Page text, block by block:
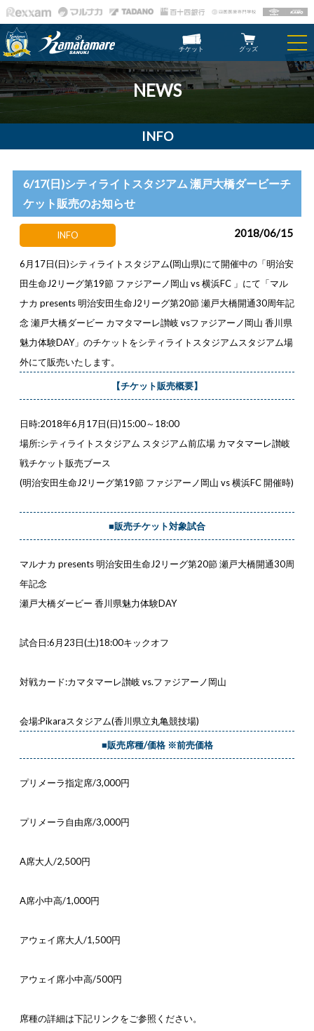
チケット グッズ
NEWS
INFO
6/17(日)シティライトスタジアム 瀬戸大橋ダービーチ
ケット販売のお知らせ
INFO 2018/06/15
6月17日(日)シティライトスタジアム(岡山県)にて開催中の「明治安
田生命J2リーグ第19節 ファジアーノ岡山 vs 横浜FC 」にて「マル
ナカ presents 明治安田生命J2リーグ第20節 瀬戸大橋開通30周年記
念 瀬戸大橋ダービー カマタマーレ讃岐 vsファジアーノ岡山 香川県
魅力体験DAY」のチケットをシティライトスタジアムスタジアム場
外にて販売いたします。
【チケット販売概要】
日時:2018年6 月17日(日)15:00～18:00
場所:シティライトスタジアム スタジアム前広場 カマタマーレ讃岐
戦チケット販売ブース
(明治安田生命J2リーグ第19節 ファジアーノ岡山 vs 横浜FC 開催時)
■販売チケット対象試合
マルナカ presents 明治安田生命J2リーグ第20節 瀬戸大橋開通30周
年記念
瀬戸大橋ダービー 香川県魅力体験DAY
試合日:6月23日(土)18:00キックオフ
対戦カード:カマタマーレ讃岐 vs.ファジアーノ岡山
会場:Pikaraスタジアム(香川県立丸亀競技場)
■販売席種/価格 ※前売価格
プリメーラ指定席/3,000円
プリメーラ自由席/3,000円
A席大人/2,500円
A席小中高/1,000円
アウェイ席大人/1,500円
アウェイ席小中高/500円
席種の詳細は下記リンクをご参照ください。